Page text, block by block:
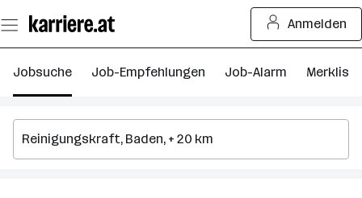
Seiteninhalt
springen
Anmelden
Jobsuche Job-Empfehlungen Job-Alarm Merkliste